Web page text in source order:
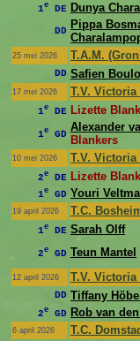
1e DE Dunya
DD Pippa
25 mei 2026 T.A.M.
DD Safien
17 mei 2026 T.V. Victoria
1e DE Lizette
1e GD
Alexander
Blankers
10 mei 2026 T.V. Victoria
2e DE Lizette
1e GD Youri
19 april 2026 T.C.
1e DE Sarah Olff
2e GD Teun Mantel
12 april 2026 T.V. Victoria
DD Tiffany
2e GD Rob van
6 april 2026 T.C.